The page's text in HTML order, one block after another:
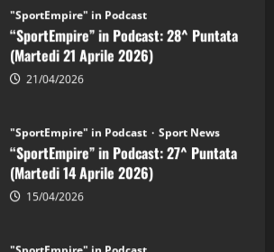
21/04/2026
"SportEmpire" in Podcast
“SportEmpire” in Podcast: 27^ Puntata
15/04/2026
"SportEmpire" in Podcast
“SportEmpire” in Podcast: 26^ Puntata
08/04/2026